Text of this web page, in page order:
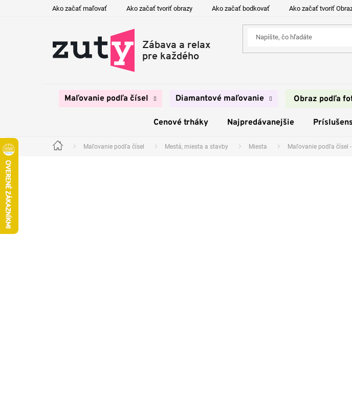
Ako začať maľovať Ako začať tvoriť obrazy Ako začať bodkovať Ako začať tvoriť
Maľovanie podľa čísel Diamantové maľovanie Obraz podľa
Cenové trháky Najpredávanejšie
Domov Maľovanie podľa čísel Mestá, miesta a stavby Miesta Maľovanie podľa čísel -